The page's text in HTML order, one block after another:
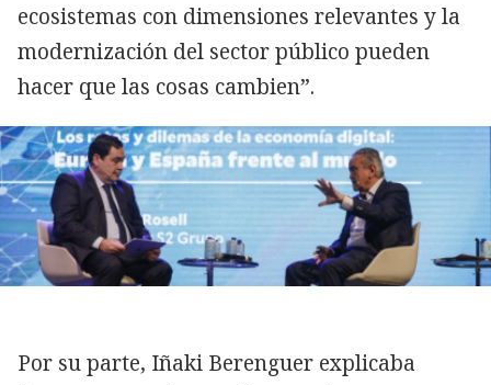
ecosistemas con dimensiones relevantes y la
modernización del sector público pueden
hacer que las cosas cambien”.
Por su parte, Iñaki Berenguer explicaba